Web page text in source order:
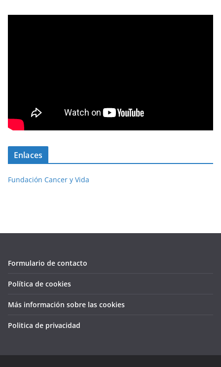
Enlaces
Fundación Cancer y Vida
Formulario de contacto
Política de cookies
Más información sobre las cookies
Politica de privacidad